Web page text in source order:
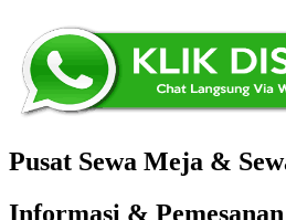
Pusat Sewa Meja &
Informasi & Pemesanan